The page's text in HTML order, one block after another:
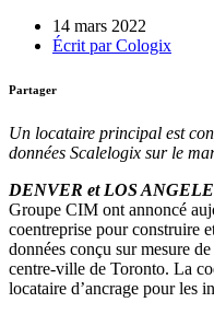
14 mars 2022
Écrit parCologix
Partager
Un locataire principal est
données Scalelogix sur le
DENVER et LOS
Groupe CIM ont annoncé
coentreprise pour construire
données conçu sur mesure
centre-ville de Toronto. La
locataire d’ancrage pour les